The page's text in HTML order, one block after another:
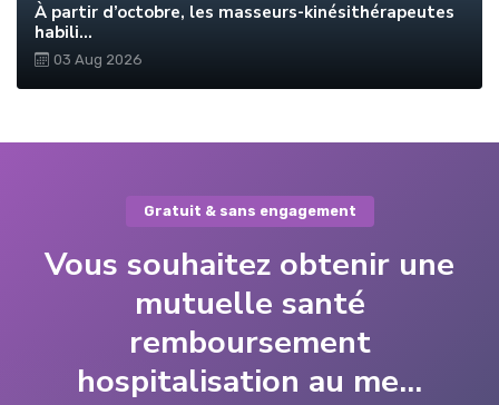
À partir d’octobre, les masseurs-kinésithérapeutes
habili...
03 Aug 2026
Gratuit & sans engagement
Vous souhaitez obtenir une
mutuelle santé
remboursement
hospitalisation au me...